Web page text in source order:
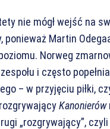
nie mógł wejść na
ponieważ Martin
Norweg
i często
– w przyjęciu piłki,
Kanonierów
„rozgrywający”,